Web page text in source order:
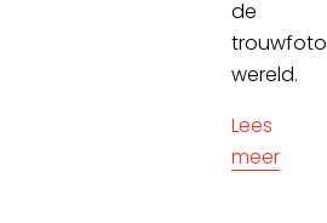
de
wereld.
Lees
meer